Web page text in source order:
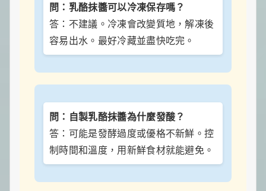
問：乳酪抹醬可以冷凍保存嗎？
答：不建議。冷凍會改變質地，解凍後
容易出水。最好冷藏並盡快吃完。
問：自製乳酪抹醬為什麼發酸？
答：可能是發酵過度或優格不新鮮。控
制時間和溫度，用新鮮食材就能避免。